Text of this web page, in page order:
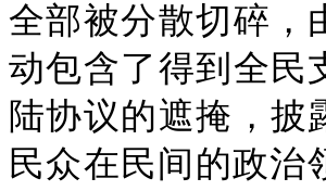
全部被分散切碎，
动包含了得到全民
陆协议的遮掩，披
民众在民间的政治